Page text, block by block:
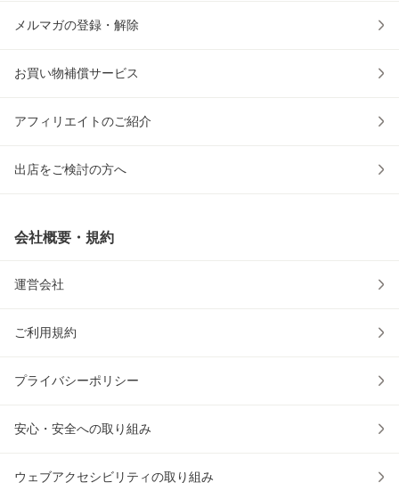
メルマガの登録・解除
お買い物補償サービス
アフィリエイトのご紹介
出店をご検討の方へ
会社概要・規約
運営会社
ご利用規約
プライバシーポリシー
安心・安全への取り組み
ウェブアクセシビリティの取り組み